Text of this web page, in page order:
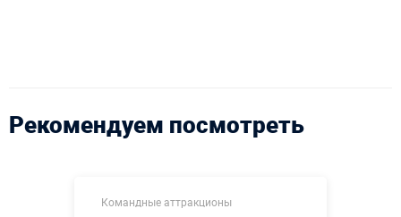
Рекомендуем посмотреть
Командные аттракционы